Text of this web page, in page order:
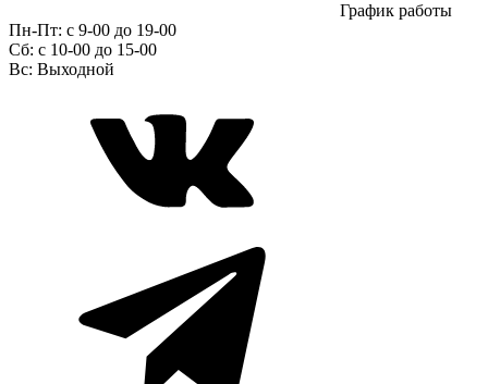
График работы
Пн-Пт: с 9-00 до 19-00
Сб: c 10-00 до 15-00
Вс: Выходной